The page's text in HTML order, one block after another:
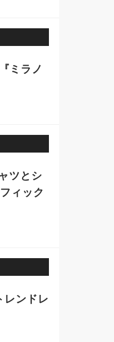
ミラノ
ツとシ
ィック
レンドレ